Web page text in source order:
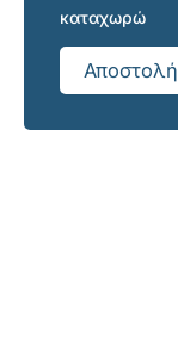
καταχωρώ
Αποστολή